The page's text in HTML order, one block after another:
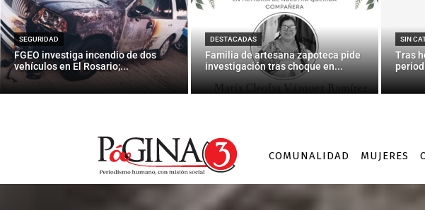
SEGURIDAD
FGEO investiga incendio de dos
vehículos en El Rosario;...
DESTACADAS
Familia de artesana zapoteca pide
investigación tras choque en...
SIN
Tras
COMUNALIDAD MUJERES